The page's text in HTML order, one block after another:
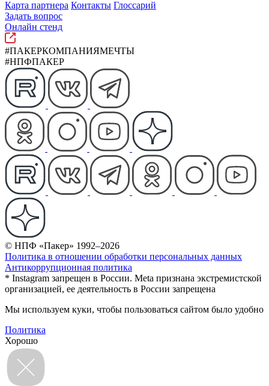
Карта партнера Контакты Глоссарий
Задать вопрос
Онлайн стенд
#ПАКЕРКОМПАНИЯМЕЧТЫ
#НПФПАКЕР
© НПФ «Пакер» 1992–2026
Политика в отношении обработки персональных данных
Антикоррупционная политика
* Instagram запрещен в России. Meta признана экстремистской
организацией, ее деятельность в России запрещена
Мы используем куки, чтобы пользоваться сайтом было удобно
Политика
Хорошо